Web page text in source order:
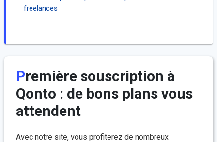
freelances
Première souscription à
Qonto : de bons plans vous
attendent
Avec notre site, vous profiterez de nombreux